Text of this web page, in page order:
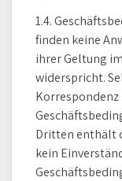
1.4.
finden keine
ihrer Geltung
widerspricht.
Dritten enthält
kein